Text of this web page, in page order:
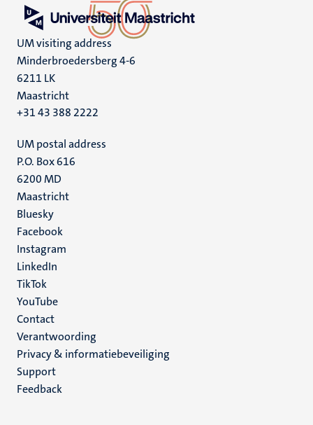
UM visiting address
Minderbroedersberg 4-6
6211 LK
Maastricht
+31 43 388 2222
UM postal address
P.O. Box 616
6200 MD
Maastricht
Social
media
Bluesky
Facebook
Instagram
LinkedIn
TikTok
YouTube
Menu
footer
(NL)
Contact
Verantwoording
Privacy & informatiebeveiliging
Support
Feedback